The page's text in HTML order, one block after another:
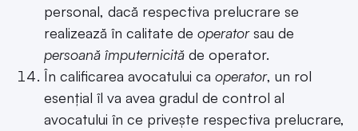
personal, dacă respectiva prelucrare se
realizează în calitate de operatorsau de
persoană împuternicită de operator.
În calificarea avocatului ca operator, un rol
esențial îl va avea gradul de control al
avocatului în ce privește respectiva prelucrare,